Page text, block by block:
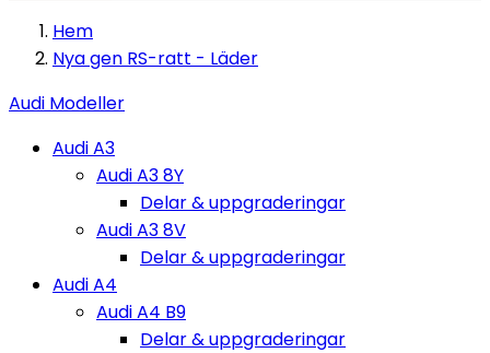
Hem
Nya gen RS-ratt - Läder
Audi Modeller
Audi A3
Audi A3 8Y
Delar & uppgraderingar
Audi A3 8V
Delar & uppgraderingar
Audi A4
Audi A4 B9
Delar & uppgraderingar